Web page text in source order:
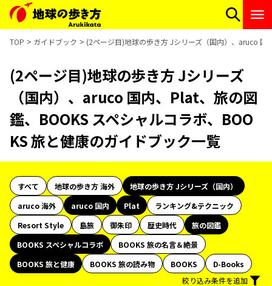
TOP ガイドブック (2ページ目)地球の歩き方 Jシリーズ（国内）、aruco 国
(2ページ目)地球の歩き方 Jシリーズ
（国内）、aruco 国内、Plat、旅の図
鑑、BOOKS スペシャルコラボ、BOO
KS 旅と健康のガイドブック一覧
すべて 地球の歩き方 海外
地球の歩き方 Jシリーズ（国内）
aruco 海外
aruco 国内 Plat
ランキング&テクニック
Resort Style
島旅 御朱印 歴史時代
旅の図鑑
BOOKS スペシャルコラボ
BOOKS 旅の名言＆絶景
BOOKS 旅と健康
BOOKS 旅の読み物 BOOKS
D-Books
絞り込み条件を追加